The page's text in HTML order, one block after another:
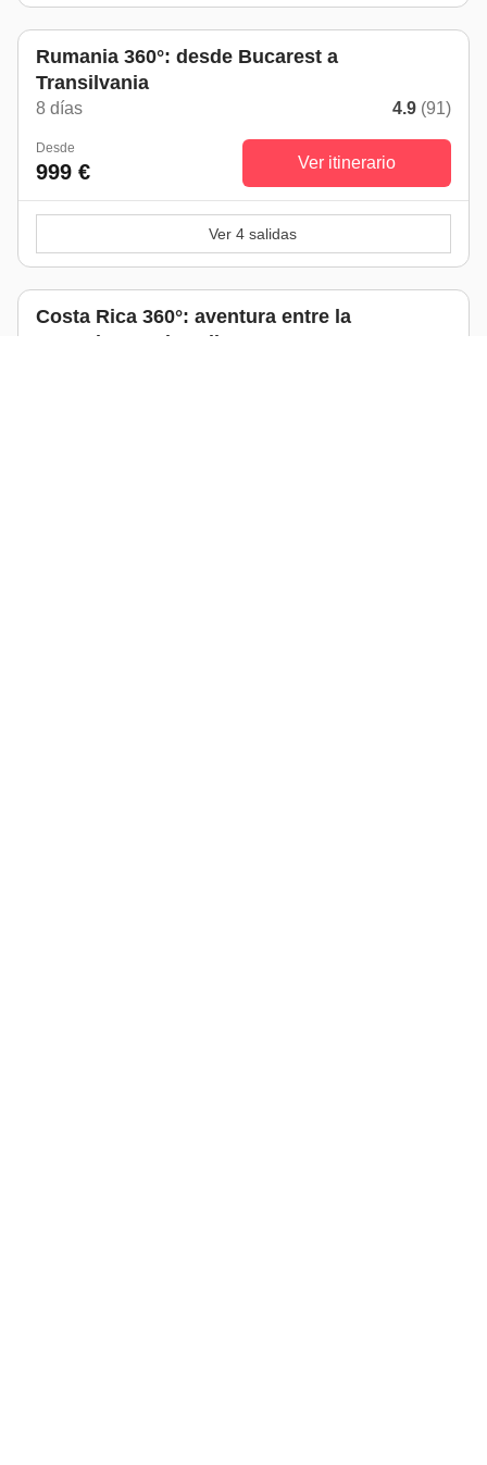
Rumania 360°: desde Bucarest a
Transilvania
8 días 4.9 (91)
Desde
999 € Ver itinerario
Ver 4 salidas
Costa Rica 360°: aventura entre la
naturaleza y el Caribe